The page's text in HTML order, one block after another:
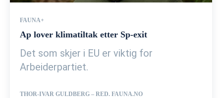
FAUNA+
Ap lover klimatiltak etter Sp-exit
Det som skjer i EU er viktig for
Arbeiderpartiet.
THOR-IVAR GULDBERG – RED. FAUNA.NO